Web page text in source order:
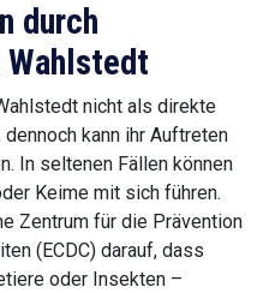
durch
nicht als direkte
kann ihr Auftreten
In seltenen Fällen können
Keime mit sich führen.
Zentrum für die Prävention
(ECDC) darauf, dass
oder Insekten –